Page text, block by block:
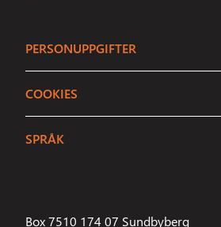
PERSONUPPGIFTER
COOKIES
SPRÅK
Box 7510 174 07 Sundbyberg
E-post